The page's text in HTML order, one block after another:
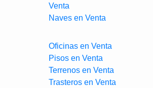
Venta
Naves en Venta
Oficinas en Venta
Pisos en Venta
Terrenos en Venta
Trasteros en Venta